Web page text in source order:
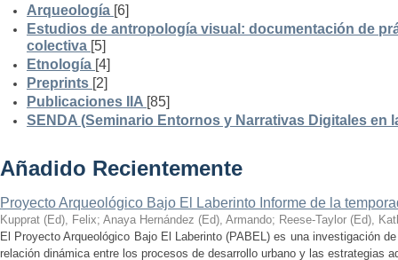
Arqueología [6]
Estudios de antropología visual: documentación de
colectiva [5]
Etnología [4]
Preprints [2]
Publicaciones IIA [85]
SENDA (Seminario Entornos y Narrativas Digitales en
Añadido Recientemente
Proyecto Arqueológico Bajo El Laberinto Informe de la
Kupprat (Ed), Felix; Anaya Hernández (Ed), Armando; Reese-Taylor (Ed),
El Proyecto Arqueológico Bajo El Laberinto (PABEL) es una investigación
relación dinámica entre los procesos de desarrollo urbano y las estrategias